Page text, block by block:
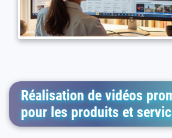
Réalisation de vidéos
pour les produits et